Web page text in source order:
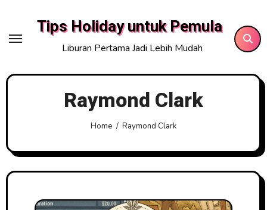
content
Tips Holiday untuk Pemula
Liburan Pertama Jadi Lebih Mudah
Raymond Clark
Home Raymond Clark